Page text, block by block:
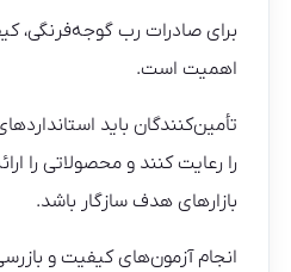
برای صادرات رب گوجه‌فرنگی،
اهمیت است.
تأمین‌کنندگان باید
را رعایت کنند و محصولاتی را
بازارهای هدف سازگار باشد.
انجام آزمون‌های کیفیت و